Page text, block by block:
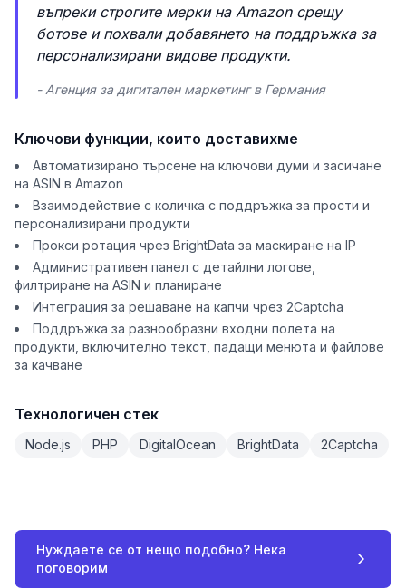
въпреки строгите мерки на Amazon срещу
ботове и похвали добавянето на поддръжка за
персонализирани видове продукти.
- Агенция за дигитален маркетинг в Германия
Ключови функции, които доставихме
Автоматизирано търсене на ключови думи и засичане
на ASIN в Amazon
Взаимодействие с количка с поддръжка за прости и
персонализирани продукти
Прокси ротация чрез BrightData за маскиране на IP
Административен панел с детайлни логове,
филтриране на ASIN и планиране
Интеграция за решаване на капчи чрез 2Captcha
Поддръжка за разнообразни входни полета на
продукти, включително текст, падащи менюта и файлове
за качване
Технологичен стек
Node.js PHP DigitalOcean BrightData 2Captcha
Нуждаете се от нещо подобно? Нека
поговорим